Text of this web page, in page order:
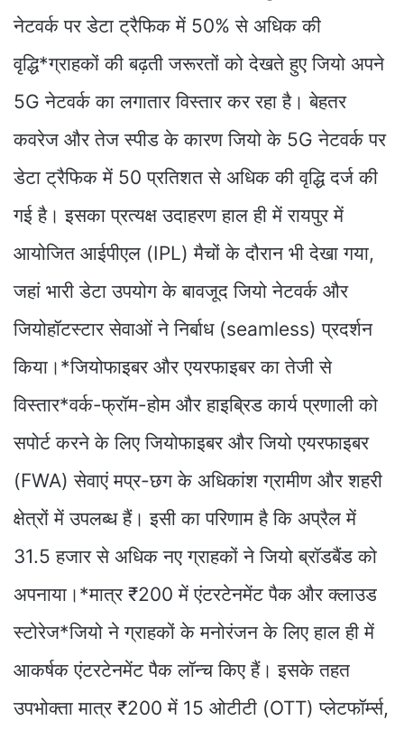
नेटवर्क पर डेटा ट्रैफिक में 50% से अधिक की
वृद्धि*ग्राहकों की बढ़ती जरूरतों को देखते हुए जियो अपने
5G नेटवर्क का लगातार विस्तार कर रहा है। बेहतर
कवरेज और तेज स्पीड के कारण जियो के 5G नेटवर्क पर
डेटा ट्रैफिक में 50 प्रतिशत से अधिक की वृद्धि दर्ज की
गई है। इसका प्रत्यक्ष उदाहरण हाल ही में रायपुर में
आयोजित आईपीएल (IPL) मैचों के दौरान भी देखा गया,
जहां भारी डेटा उपयोग के बावजूद जियो नेटवर्क और
जियोहॉटस्टार सेवाओं ने निर्बाध (seamless) प्रदर्शन
किया।*जियोफाइबर और एयरफाइबर का तेजी से
विस्तार*वर्क-फ्रॉम-होम और हाइब्रिड कार्य प्रणाली को
सपोर्ट करने के लिए जियोफाइबर और जियो एयरफाइबर
(FWA) सेवाएं मप्र-छग के अधिकांश ग्रामीण और शहरी
क्षेत्रों में उपलब्ध हैं। इसी का परिणाम है कि अप्रैल में
31.5 हजार से अधिक नए ग्राहकों ने जियो ब्रॉडबैंड को
अपनाया।*मात्र ₹200 में एंटरटेनमेंट पैक और क्लाउड
स्टोरेज*जियो ने ग्राहकों के मनोरंजन के लिए हाल ही में
आकर्षक एंटरटेनमेंट पैक लॉन्च किए हैं। इसके तहत
उपभोक्ता मात्र ₹200 में 15 ओटीटी (OTT) प्लेटफॉर्म्स,